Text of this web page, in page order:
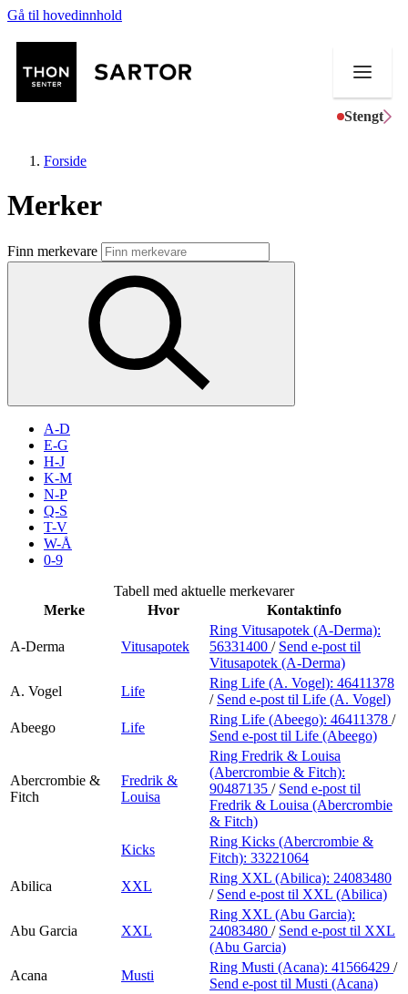
Gå til hovedinnhold
Stengt
Butikker
Mat og drikke
Aktiviteter
Inspirasjon
Søk
Praktisk informasjon
Ledige stillinger
Magasin
Forside
Merker
Finn merkevare
A-D
E-G
H-J
K-M
N-P
Q-S
T-V
W-Å
0-9
Tabell med aktuelle merkevarer
Merke
Hvor Kontaktinfo
A-Derma Vitusapotek
Ring Vitusapotek (A-Derma):
56331400 / Send e-post til
Vitusapotek (A-Derma)
A. Vogel
Life
Ring Life (A. Vogel): 46411378
/ Send e-post til Life (A. Vogel)
Abeego
Life
Ring Life (Abeego): 46411378 /
Send e-post til Life (Abeego)
Abercrombie &
Fitch
Fredrik &
Louisa
Ring Fredrik & Louisa
(Abercrombie & Fitch):
90487135 / Send e-post til
Fredrik & Louisa (Abercrombie
& Fitch)
Kicks
Ring Kicks (Abercrombie &
Fitch): 33221064
Abilica
XXL
Ring XXL (Abilica): 24083480
/ Send e-post til XXL (Abilica)
Abu Garcia XXL
Ring XXL (Abu Garcia):
24083480 / Send e-post til XXL
(Abu Garcia)
Acana
Musti
Ring Musti (Acana): 41566429 /
Send e-post til Musti (Acana)